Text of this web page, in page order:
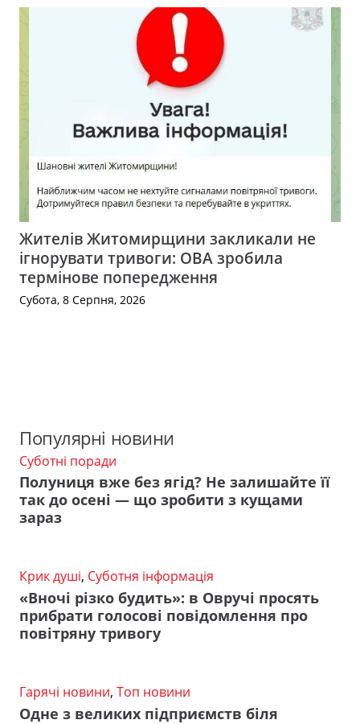
Жителів Житомирщини закликали не
ігнорувати тривоги: ОВА зробила
термінове попередження
Субота, 8 Серпня, 2026
Популярні новини
Суботні поради
Полуниця вже без ягід? Не залишайте її
так до осені — що зробити з кущами
зараз
Крик душі, Суботня інформація
«Вночі різко будить»: в Овручі просять
прибрати голосові повідомлення про
повітряну тривогу
Гарячі новини, Топ новини
Одне з великих підприємств біля